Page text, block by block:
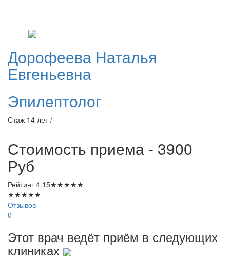
Дорофеева Наталья
Евгеньевна
Эпилептолог
Стаж 14 лет /
Стоимость приема - 3900
Руб
Рейтинг 4.15★★★★★
★★★★★
Отзывов
0
Этот врач ведёт приём в следующих
клиниках